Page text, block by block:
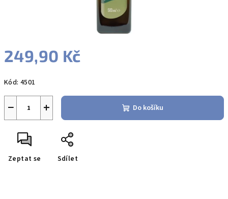
249,90 Kč
cena:
Kód: 4501
+
− Do košíku
Zeptat se Sdílet